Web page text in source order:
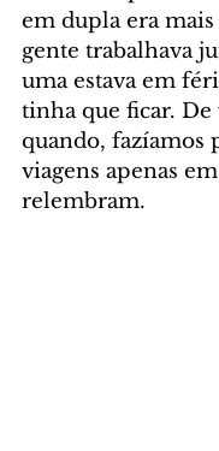
em dupla era mais
gente trabalhava
uma estava em
tinha que ficar. De
quando, fazíamos
viagens apenas
relembram.